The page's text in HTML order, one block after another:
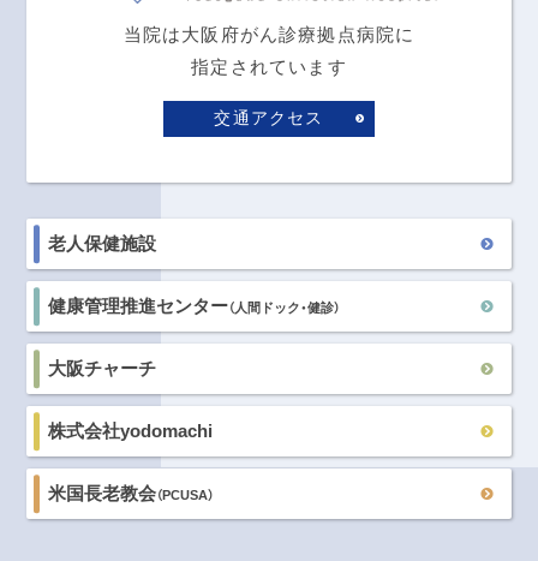
当院は大阪府がん診療拠点病院に
指定されています
交通アクセス
老人保健施設
健康管理推進センター（人間ドック・健診）
大阪チャーチ
株式会社yodomachi
米国長老教会（PCUSA）